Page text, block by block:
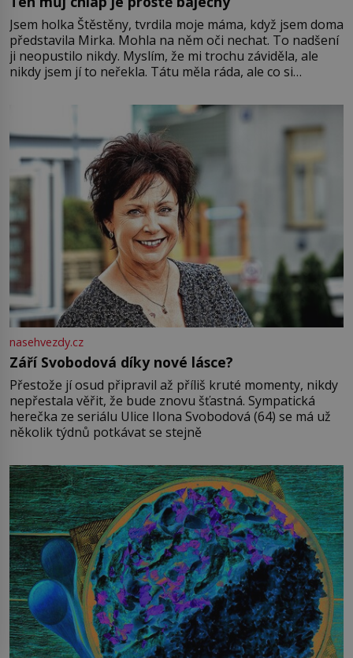
Jsem holka Štěstěny, tvrdila moje máma, když jsem doma
představila Mirka. Mohla na něm oči nechat. To nadšení
ji neopustilo nikdy. Myslím, že mi trochu záviděla, ale
nikdy jsem jí to neřekla. Tátu měla ráda, ale co si
Jsme spolu moc rádi Tehdy byla jiná doba, když
nasehvezdy.cz
Září Svobodová díky nové lásce?
Přestože jí osud připravil až příliš kruté momenty, nikdy
nepřestala věřit, že bude znovu šťastná. Sympatická
herečka ze seriálu Ulice Ilona Svobodová (64) se má už
několik týdnů potkávat se stejně